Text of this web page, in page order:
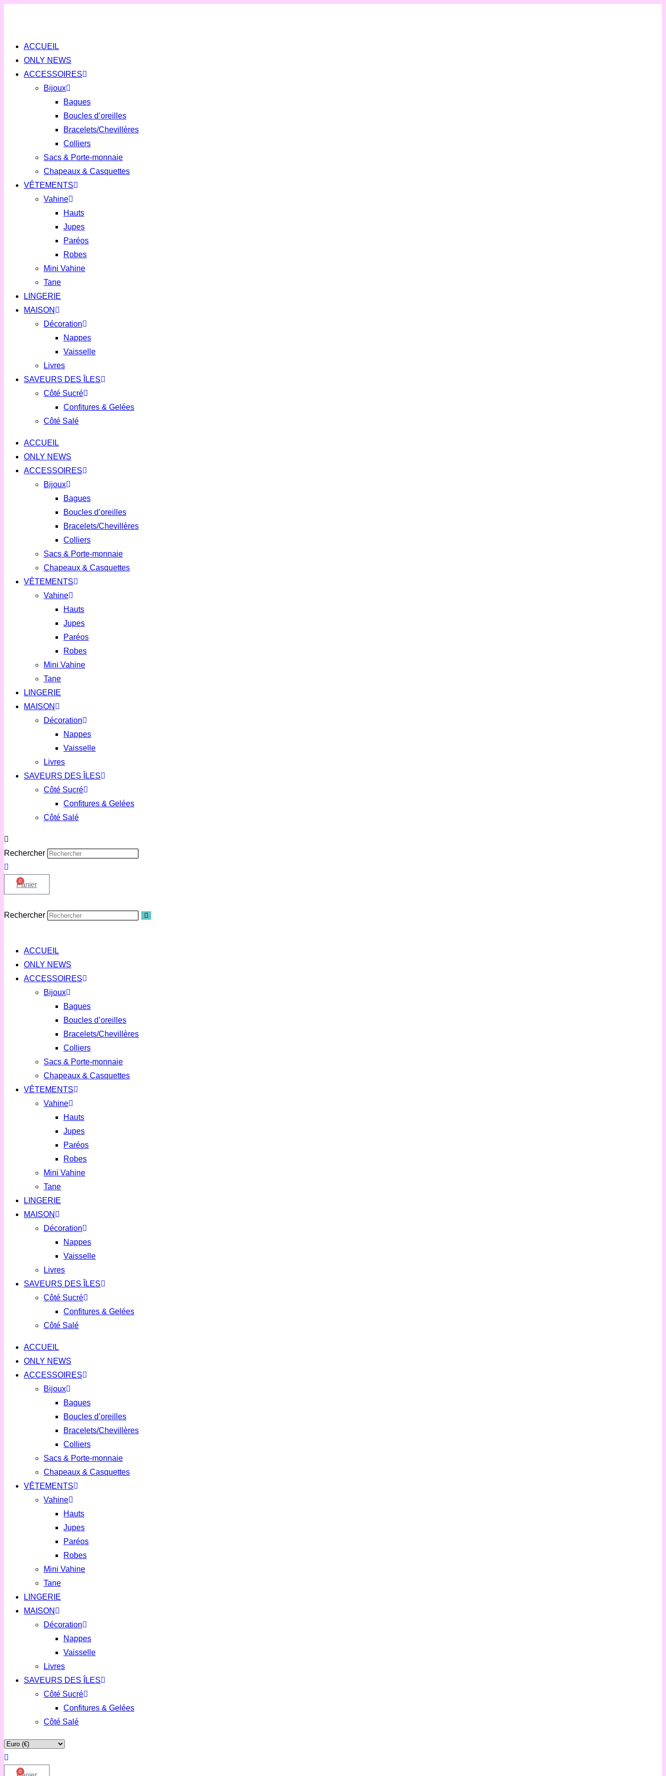
ACCUEIL
ONLY NEWS
ACCESSOIRES
Bijoux
Bagues
Boucles d’oreilles
Bracelets/Chevillères
Colliers
Sacs & Porte-monnaie
Chapeaux & Casquettes
VÊTEMENTS
Vahine
Hauts
Jupes
Paréos
Robes
Mini Vahine
Tane
LINGERIE
MAISON
Décoration
Nappes
Vaisselle
Livres
SAVEURS DES ÎLES
Côté Sucré
Confitures & Gelées
Côté Salé
ACCUEIL
ONLY NEWS
ACCESSOIRES
Bijoux
Bagues
Boucles d’oreilles
Bracelets/Chevillères
Colliers
Sacs & Porte-monnaie
Chapeaux & Casquettes
VÊTEMENTS
Vahine
Hauts
Jupes
Paréos
Robes
Mini Vahine
Tane
LINGERIE
MAISON
Décoration
Nappes
Vaisselle
Livres
SAVEURS DES ÎLES
Côté Sucré
Confitures & Gelées
Côté Salé
Rechercher
0
Panier
Rechercher
ACCUEIL
ONLY NEWS
ACCESSOIRES
Bijoux
Bagues
Boucles d’oreilles
Bracelets/Chevillères
Colliers
Sacs & Porte-monnaie
Chapeaux & Casquettes
VÊTEMENTS
Vahine
Hauts
Jupes
Paréos
Robes
Mini Vahine
Tane
LINGERIE
MAISON
Décoration
Nappes
Vaisselle
Livres
SAVEURS DES ÎLES
Côté Sucré
Confitures & Gelées
Côté Salé
ACCUEIL
ONLY NEWS
ACCESSOIRES
Bijoux
Bagues
Boucles d’oreilles
Bracelets/Chevillères
Colliers
Sacs & Porte-monnaie
Chapeaux & Casquettes
VÊTEMENTS
Vahine
Hauts
Jupes
Paréos
Robes
Mini Vahine
Tane
LINGERIE
MAISON
Décoration
Nappes
Vaisselle
Livres
SAVEURS DES ÎLES
Côté Sucré
Confitures & Gelées
Côté Salé
0